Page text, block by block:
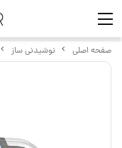
صفحه اصلی نوشیدنی ساز